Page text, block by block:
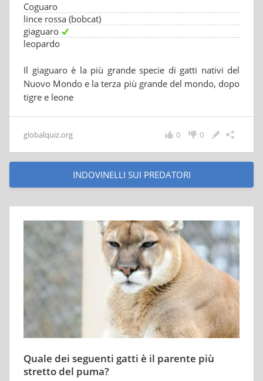
Coguaro
lince rossa (bobcat)
giaguaro
leopardo
Il giaguaro è la più grande specie di gatti nativi del
Nuovo Mondo e la terza più grande del mondo, dopo
tigre e leone
globalquiz.org 0
0
INDOVINELLI SUI PREDATORI
Quale dei seguenti gatti è il parente più
stretto del puma?